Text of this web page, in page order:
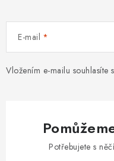
E-mail
Vložením e-mailu souhlasíte s
Potřebujete s